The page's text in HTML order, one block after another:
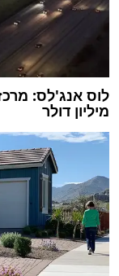
מיליון דולר